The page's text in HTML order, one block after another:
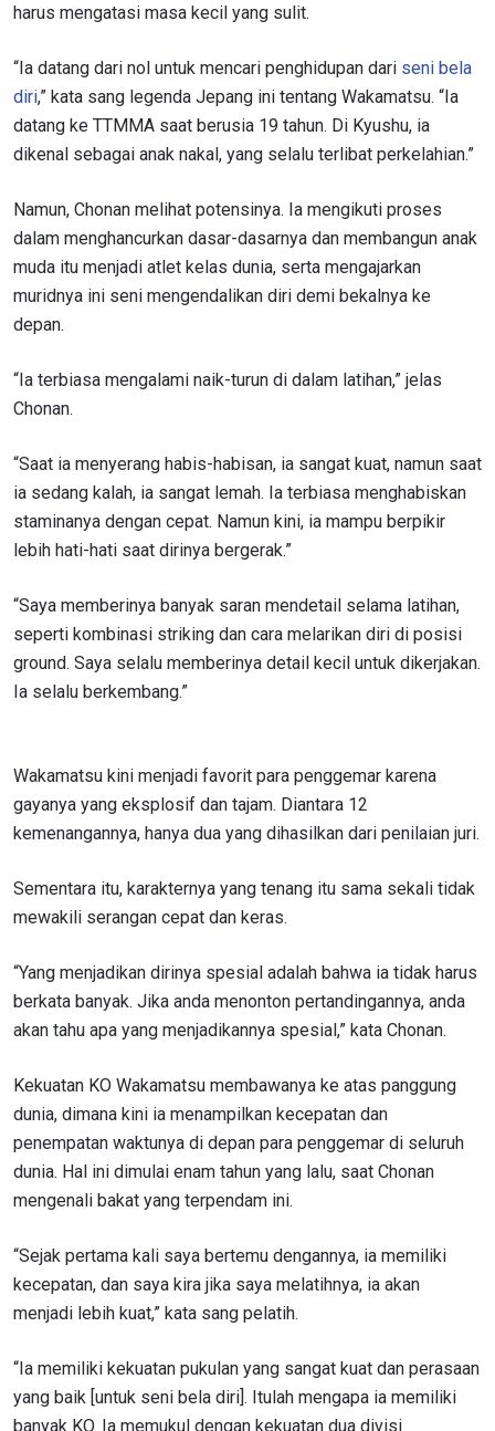
harus mengatasi masa kecil yang sulit.
“Ia datang dari nol untuk mencari penghidupan dari seni bela
diri,” kata sang legenda Jepang ini tentang Wakamatsu. “Ia
datang ke TTMMA saat berusia 19 tahun. Di Kyushu, ia
dikenal sebagai anak nakal, yang selalu terlibat perkelahian.”
Namun, Chonan melihat potensinya. Ia mengikuti proses
dalam menghancurkan dasar-dasarnya dan membangun anak
muda itu menjadi atlet kelas dunia, serta mengajarkan
muridnya ini seni mengendalikan diri demi bekalnya ke
depan.
“Ia terbiasa mengalami naik-turun di dalam latihan,” jelas
Chonan.
“Saat ia menyerang habis-habisan, ia sangat kuat, namun saat
ia sedang kalah, ia sangat lemah. Ia terbiasa menghabiskan
staminanya dengan cepat. Namun kini, ia mampu berpikir
lebih hati-hati saat dirinya bergerak.”
“Saya memberinya banyak saran mendetail selama latihan,
seperti kombinasi striking dan cara melarikan diri di posisi
ground. Saya selalu memberinya detail kecil untuk dikerjakan.
Ia selalu berkembang.”
Wakamatsu kini menjadi favorit para penggemar karena
gayanya yang eksplosif dan tajam. Diantara 12
kemenangannya, hanya dua yang dihasilkan dari penilaian juri.
Sementara itu, karakternya yang tenang itu sama sekali tidak
mewakili serangan cepat dan keras.
“Yang menjadikan dirinya spesial adalah bahwa ia tidak harus
berkata banyak. Jika anda menonton pertandingannya, anda
akan tahu apa yang menjadikannya spesial,” kata Chonan.
Kekuatan KO Wakamatsu membawanya ke atas panggung
dunia, dimana kini ia menampilkan kecepatan dan
penempatan waktunya di depan para penggemar di seluruh
dunia. Hal ini dimulai enam tahun yang lalu, saat Chonan
mengenali bakat yang terpendam ini.
“Sejak pertama kali saya bertemu dengannya, ia memiliki
kecepatan, dan saya kira jika saya melatihnya, ia akan
menjadi lebih kuat,” kata sang pelatih.
“Ia memiliki kekuatan pukulan yang sangat kuat dan perasaan
yang baik [untuk seni bela diri]. Itulah mengapa ia memiliki
banyak KO. Ia memukul dengan kekuatan dua divisi